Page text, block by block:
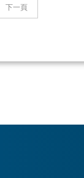
下一頁